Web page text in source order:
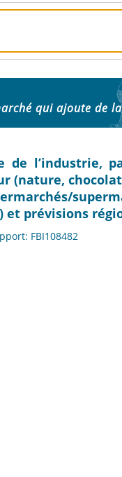
qui ajoute de
de l’industrie,
(nature,
prévisions
FBI108482